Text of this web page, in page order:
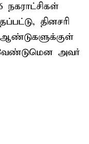
தினசரி
ஆண்டுகளுக்குள்
வேண்டுமென அவர்